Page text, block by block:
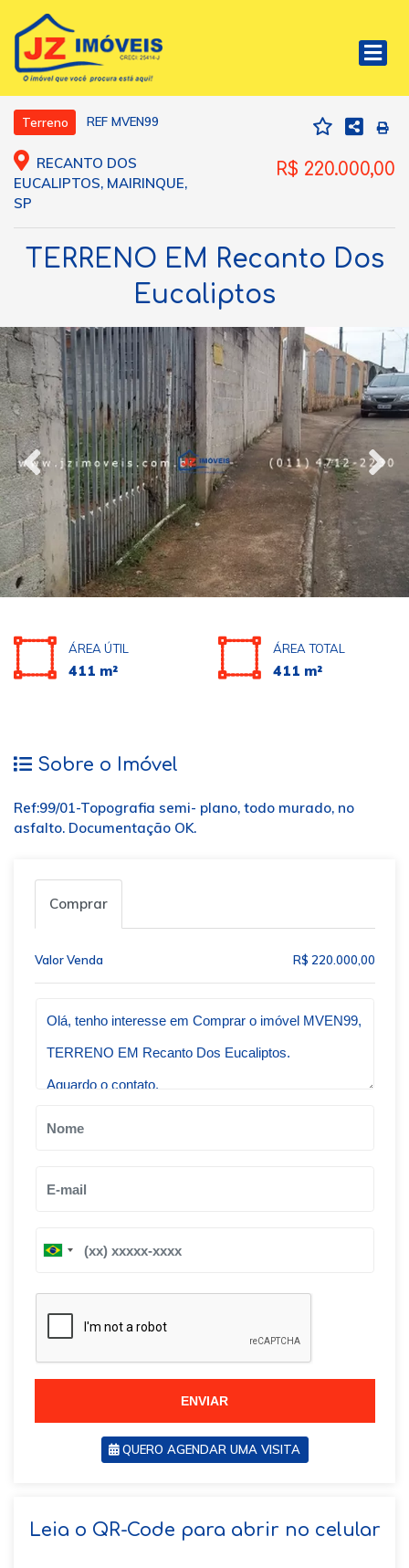
Terreno REF MVEN99
RECANTO DOS
EUCALIPTOS, MAIRINQUE,
SP
R$ 220.000,00
TERRENO EM Recanto Dos
Eucaliptos
ÁREA ÚTIL
411 m²
ÁREA TOTAL
411 m²
Sobre o Imóvel
Ref:99/01-Topografia semi- plano, todo murado, no
asfalto. Documentação OK.
Comprar
Valor Venda R$ 220.000,00
B
i
l
ENVIAR
QUERO AGENDAR UMA VISITA
Leia o QR-Code para abrir no celular